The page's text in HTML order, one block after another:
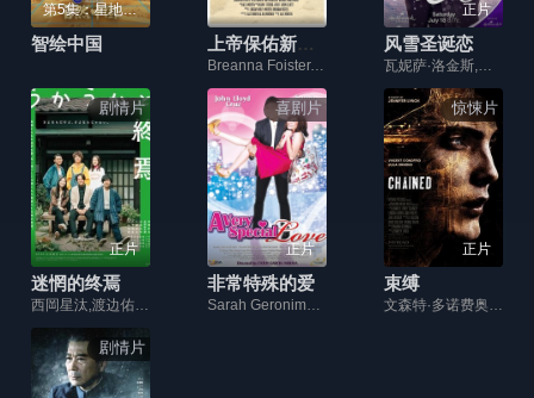
第5集：星地织网 完结
智绘中国 上帝保佑新迪克西
Breanna Foister,Chelsea Atkins,Aaron Ballard,Mark Campbell,George Carruth
正片
风雪圣诞恋
瓦妮萨·洛金斯,马库斯·罗斯纳,凯西·格林伍德,罗恩·利,斯凯沃克·休斯,塞恩·库伦,凯特·德拉蒙德,Nelu Handa,克里斯·法夸尔,丽莎·克罗马蒂
剧情片
正片
迷惘的终焉
西岡星汰,渡边佑太朗,松本妃代,三浦獠太,乃中瑞生,中山翔貴,コウメ太夫,後藤剛範,森下能幸,池谷伸枝,前野朋哉,草村礼子,平泉成
喜剧片
正片
非常特殊的爱
Sarah Geronimo,约翰·洛伊·克鲁兹
惊悚片
正片
束缚
文森特·多诺费奥,朱莉娅·奥蒙德,吉娜·菲利普斯,杰克·韦伯,康纳·莱斯利
剧情片